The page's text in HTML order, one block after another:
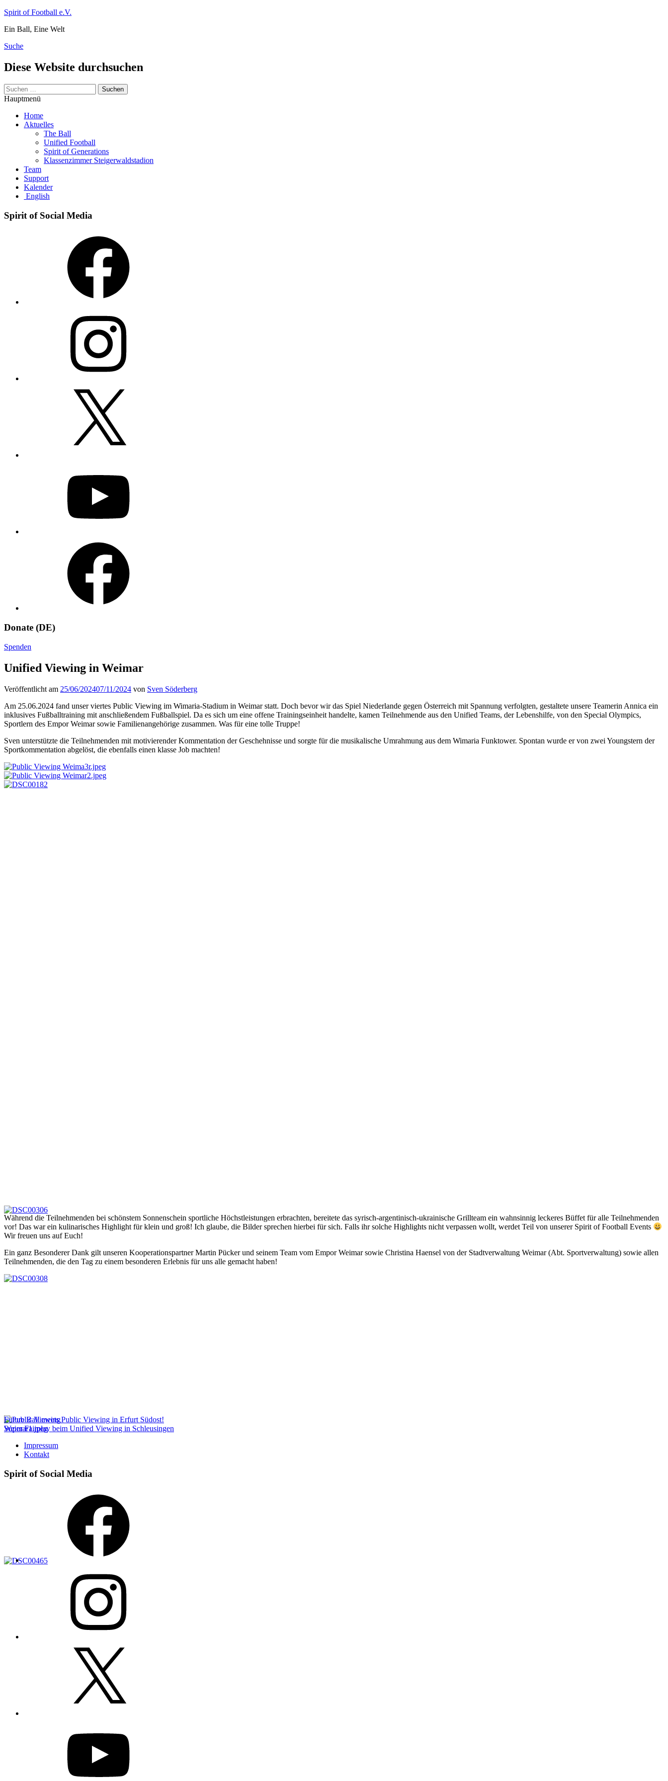
Zum
springen
Spirit of Football e.V.
Ein Ball, Eine Welt
Suche
Diese Website durchsuchen
Suchen
nach:
Hauptmenü
Home
Aktuelles
The Ball
Unified Football
Spirit of Generations
Klassenzimmer Steigerwaldstadion
Team
Support
Kalender
English
Spirit of Social Media
Donate (DE)
Spenden
Unified Viewing in Weimar
Veröffentlicht am 25/06/202407/11/2024 von Sven Söderberg
Am 25.06.2024 fand unser viertes Public Viewing im Wimaria-Stadium in Weimar statt. Doch bevor wir das Spiel Niederlande gegen Österreich mit Spannung verfolgten, gestaltete unsere Teamerin Annica ein
inklusives Fußballtraining mit anschließendem Fußballspiel. Da es sich um eine offene Trainingseinheit handelte, kamen Teilnehmende aus den Unified Teams, der Lebenshilfe, von den Special Olympics,
Sportlern des Empor Weimar sowie Familienangehörige zusammen. Was für eine tolle Truppe!
Sven unterstützte die Teilnehmenden mit motivierender Kommentation der Geschehnisse und sorgte für die musikalische Umrahmung aus dem Wimaria Funktower. Spontan wurde er von zwei Youngstern der
Sportkommentation abgelöst, die ebenfalls einen klasse Job machten!
Während die Teilnehmenden bei schönstem Sonnenschein sportliche Höchstleistungen erbrachten, bereitete das syrisch-argentinisch-ukrainische Grillteam ein wahnsinnig leckeres Büffet für alle Teilnehmenden
vor! Das war ein kulinarisches Highlight für klein und groß! Ich glaube, die Bilder sprechen hierbei für sich. Falls ihr solche Highlights nicht verpassen wollt, werdet Teil von unserer Spirit of Football Events
Wir freuen uns auf Euch!
Ein ganz Besonderer Dank gilt unseren Kooperationspartner Martin Pücker und seinem Team vom Empor Weimar sowie Christina Haensel von der Stadtverwaltung Weimar (Abt. Sportverwaltung) sowie allen
Teilnehmenden, die den Tag zu einem besonderen Erlebnis für uns alle gemacht haben!
Beitragsnavigation
Future Ball meets Public Viewing in Erfurt Südost!
Super Fairplay beim Unified Viewing in Schleusingen
Impressum
Kontakt
Spirit of Social Media